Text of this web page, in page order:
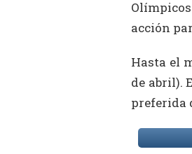
acción
Hasta el
de abril).
preferida